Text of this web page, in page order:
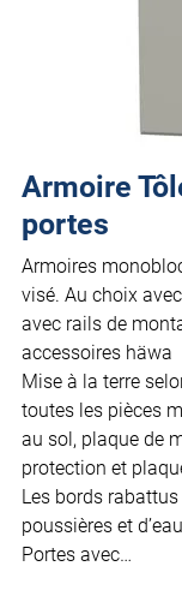
Armoire
portes
Armoires
visé. Au choix
avec rails de
accessoires häwa
Mise à la terre
toutes les pièces
au sol, plaque de
protection et
Les bords
poussières et
Portes avec…